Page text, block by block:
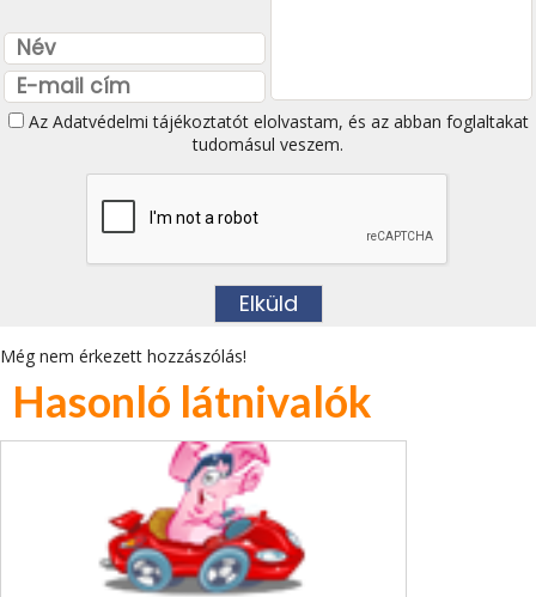
Az Adatvédelmi tájékoztatótelolvastam, és az abban foglaltakat
tudomásul veszem.
Még nem érkezett hozzászólás!
Hasonló látnivalók